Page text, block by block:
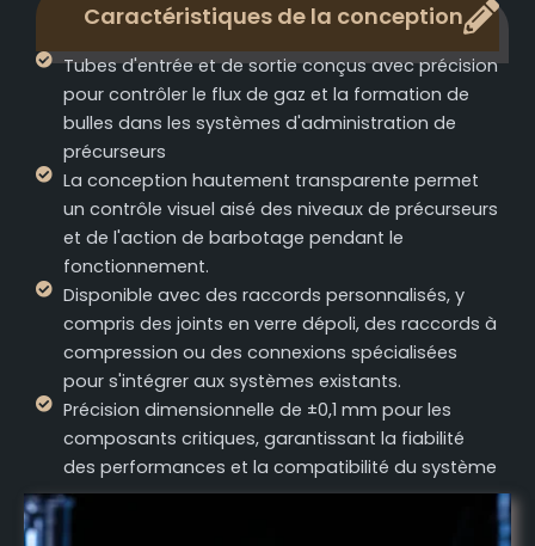
Caractéristiques de la conception
Tubes d'entrée et de sortie conçus avec précision
pour contrôler le flux de gaz et la formation de
bulles dans les systèmes d'administration de
précurseurs
La conception hautement transparente permet
un contrôle visuel aisé des niveaux de précurseurs
et de l'action de barbotage pendant le
fonctionnement.
Disponible avec des raccords personnalisés, y
compris des joints en verre dépoli, des raccords à
compression ou des connexions spécialisées
pour s'intégrer aux systèmes existants.
Précision dimensionnelle de ±0,1 mm pour les
composants critiques, garantissant la fiabilité
des performances et la compatibilité du système